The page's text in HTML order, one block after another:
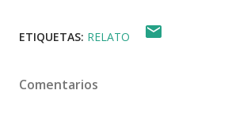
ETIQUETAS: RELATO
Comentarios